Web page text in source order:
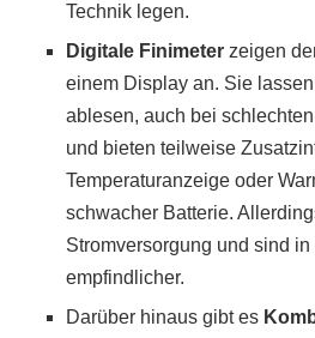
Technik legen.
Digitale Finimeter zeigen
einem Display an. Sie
ablesen, auch bei
und bieten teilweise
Temperaturanzeige oder
schwacher Batterie.
Stromversorgung und sind
empfindlicher.
Darüber hinaus gibt es